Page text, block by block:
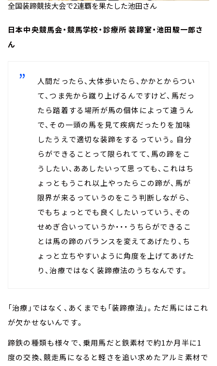
全国装蹄競技大会で2連覇を果たした池田さん
日本中央競馬会・競馬学校・診療所 装蹄室・池田駿一郎さ
ん
人間だったら、大体歩いたら、かかとからつい
て、つま先から蹴り上げるんですけど、馬だっ
たら踏着する場所が馬の個体によって違うん
で、その一頭の馬を見て疾病だったりを加味
したうえで適切な装蹄をするっていう。自分
らができることって限られてて、馬の蹄をこ
うしたい、ああしたいって思っても、これはち
ょっともうこれ以上やったらこの蹄が、馬が
限界が来るっていうのをこう判断しながら、
でもちょっとでも良くしたいっていう、その
せめぎ合いっていうか・・・うちらができるこ
とは馬の蹄のバランスを変えてあげたり、ち
ょっと立ちやすいように角度を上げてあげた
り、治療ではなく装蹄療法のうちなんです。
「治療」ではなく、あくまでも「装蹄療法」。ただ馬にはこれ
が欠かせないんです。
蹄鉄の種類も様々で、乗用馬だと鉄素材で約1か月半に1
度の交換、競走馬になると軽さを追い求めたアルミ素材で